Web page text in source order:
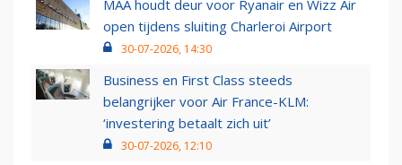
MAA houdt deur voor Ryanair en Wizz Air
open tijdens sluiting Charleroi Airport
30-07-2026, 14:30
Business en First Class steeds
belangrijker voor Air France-KLM:
‘investering betaalt zich uit’
30-07-2026, 12:10